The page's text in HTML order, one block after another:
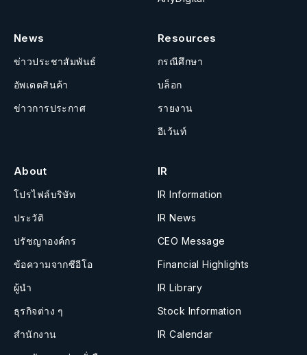
News
ข่าวประชาสัมพันธ์
อัพเดตสินค้า
ข่าวการประกาศ
Resources
กรณีศึกษา
บล็อก
รายงาน
อีเว้นท์
About
โปรไฟล์บริษัท
ประวัติ
ปรัชญาองค์กร
ข้อความจากซีอีโอ
ผู้นำ
ธุรกิจต่าง ๆ
สำนักงาน
IR
IR Information
IR News
CEO Message
Financial Highlights
IR Library
Stock Information
IR Calendar